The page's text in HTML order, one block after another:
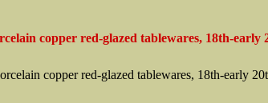
copper red-glazed tablewares, 18th-early